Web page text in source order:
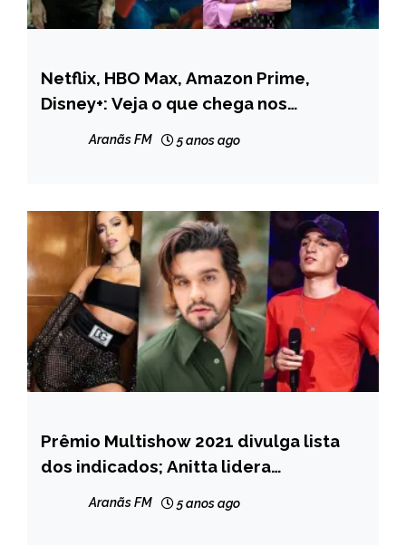
ENTRETENIMENTO
Netflix, HBO Max, Amazon Prime,
Disney+: Veja o que chega nos
Aranãs FM 5 anos ago
ENTRETENIMENTO
Prêmio Multishow 2021 divulga lista
dos indicados; Anitta lidera
Aranãs FM 5 anos ago